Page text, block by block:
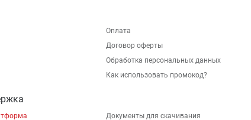
Оплата
Договор оферты
Обработка персональных данных
Как использовать промокод?
Документы для скачивания